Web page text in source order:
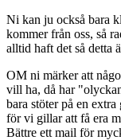
Ni kan ju också bara
kommer från oss, så
alltid haft det så detta
OM ni märker att
vill ha, då har
bara stöter på en
för vi gillar att få era
Bättre ett mail för